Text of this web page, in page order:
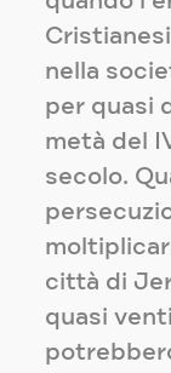
nella
per quasi
metà del
secolo.
città di
quasi